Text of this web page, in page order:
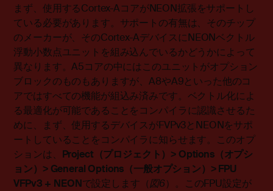
まず、使用するCortex-AコアがNEON拡張をサポートし
ている必要があります。サポートの有無は、そのチップ
のメーカーが、そのCortex-AデバイスにNEONベクトル
浮動小数点ユニットを組み込んでいるかどうかによって
異なります。A5コアの中にはこのユニットがオプション
ブロックのものもありますが、A8やA9といった他のコ
アではすべての機能が組込み済みです。ベクトル化によ
る最適化が可能であることをコンパイラに認識させるた
めに、まず、使用するデバイスがFVPv3とNEONをサポ
ートしていることをコンパイラに知らせます。このオプ
ションは、 Project （プロジェクト ） > Options（オプシ
ョン） > General Options （一般オプション） > FPU
VFPv3 + NEONで設定します（図6）。このFPU設定が